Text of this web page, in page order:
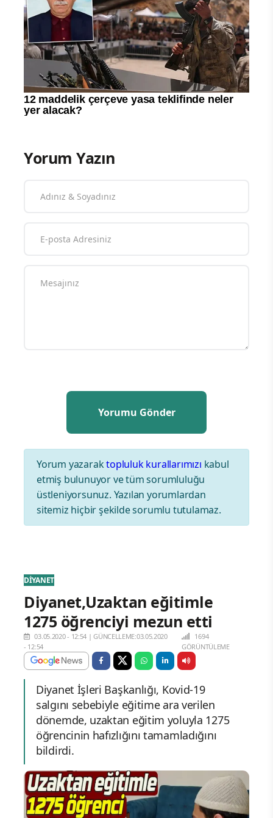
Yorum Yazın
Yorum yazaraktopluluk kurallarımızı kabul
etmiş bulunuyor ve tüm sorumluluğu
üstleniyorsunuz. Yazılan yorumlardan
sitemiz hiçbir şekilde sorumlu tutulamaz.
DİYANET
Diyanet,Uzaktan eğitimle
1275 öğrenciyi mezun etti
03.05.2020 - 12:54 |GÜNCELLEME:03.05.2020
- 12:54
1694
GÖRÜNTÜLEME
Diyanet İşleri Başkanlığı, Kovid-19
salgını sebebiyle eğitime ara verilen
dönemde, uzaktan eğitim yoluyla 1275
öğrencinin hafızlığını tamamladığını
bildirdi.